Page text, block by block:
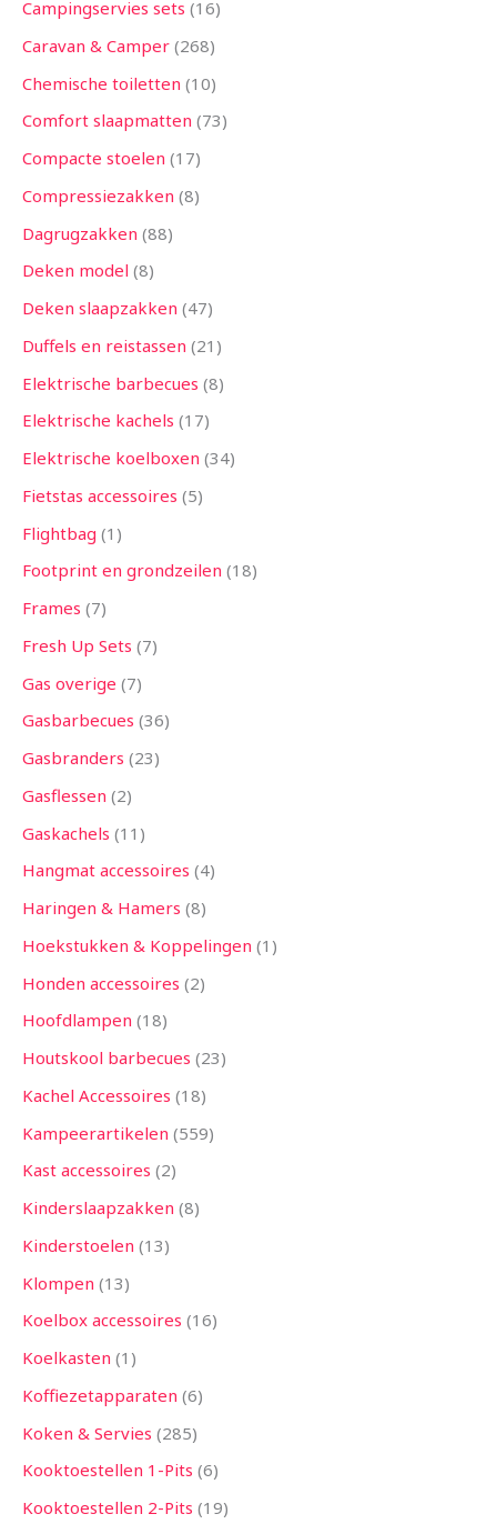
Campingservies sets 16
Caravan & Camper 268
Chemische toiletten 10
Comfort slaapmatten 73
Compacte stoelen 17
Compressiezakken 8
Dagrugzakken 88
Deken model 8
Deken slaapzakken 47
Duffels en reistassen 21
Elektrische barbecues 8
Elektrische kachels 17
Elektrische koelboxen 34
Fietstas accessoires 5
Flightbag 1
Footprint en grondzeilen 18
Frames 7
Fresh Up Sets 7
Gas overige 7
Gasbarbecues 36
Gasbranders 23
Gasflessen 2
Gaskachels 11
Hangmat accessoires 4
Haringen & Hamers 8
Hoekstukken & Koppelingen 1
Honden accessoires 2
Hoofdlampen 18
Houtskool barbecues 23
Kachel Accessoires 18
Kampeerartikelen 559
Kast accessoires 2
Kinderslaapzakken 8
Kinderstoelen 13
Klompen 13
Koelbox accessoires 16
Koelkasten 1
Koffiezetapparaten 6
Koken & Servies 285
Kooktoestellen 1-Pits 6
Kooktoestellen 2-Pits 19